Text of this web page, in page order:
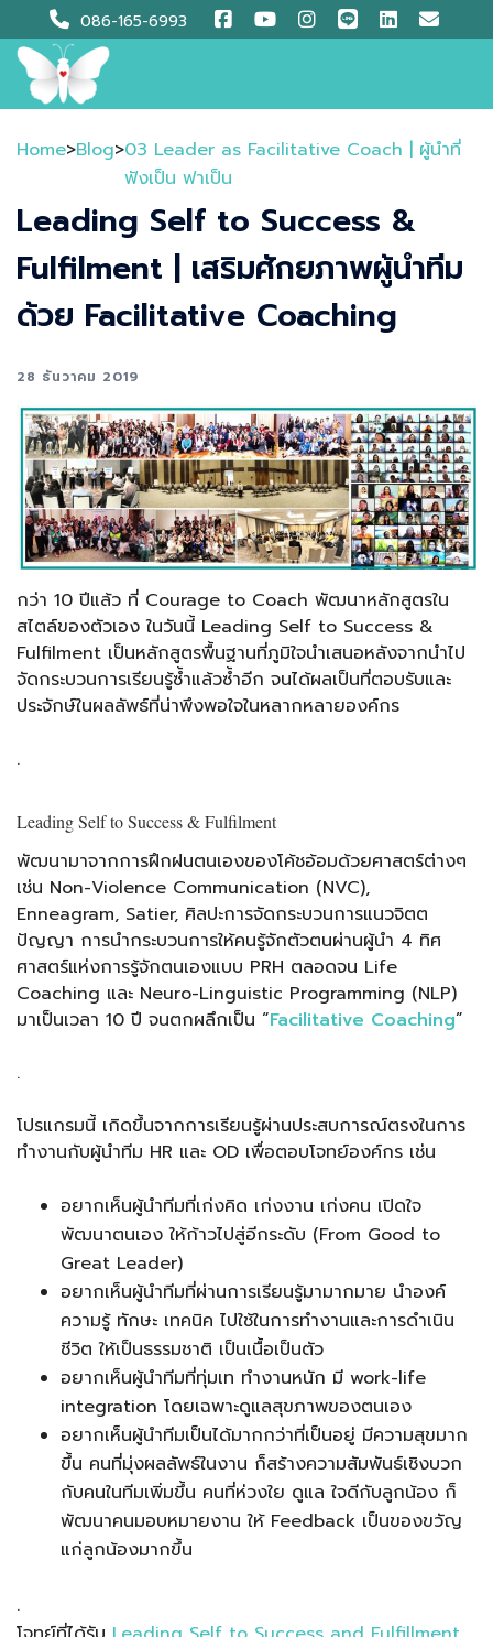
to
content
086-165-6993
Home>Blog>03 Leader as Facilitative Coach | ผู้นำที่
ฟังเป็น ฟาเป็น​
Leading Self to Success &
Fulfilment | เสริมศักยภาพผู้นำทีม
ด้วย Facilitative Coaching
28 ธันวาคม 2019
กว่า 10 ปีแล้ว ที่ Courage to Coach พัฒนาหลักสูตรใน
สไตล์ของตัวเอง ในวันนี้ Leading Self to Success &
Fulfilment เป็นหลักสูตรพื้นฐานที่ภูมิใจนำเสนอหลังจากนำไป
จัดกระบวนการเรียนรู้ซ้ำแล้วซ้ำอีก จนได้ผลเป็นที่ตอบรับและ
ประจักษ์ในผลลัพธ์ที่น่าพึงพอใจในหลากหลายองค์กร
.
Leading Self to Success & Fulfilment
พัฒนามาจากการฝึกฝนตนเองของโค้ชอ้อมด้วยศาสตร์ต่างๆ
เช่น Non-Violence Communication (NVC),
Enneagram, Satier, ศิลปะการจัดกระบวนการแนวจิตต
ปัญญา การนำกระบวนการให้คนรู้จักตัวตนผ่านผู้นำ 4 ทิศ
ศาสตร์แห่งการรู้จักตนเองแบบ PRH ตลอดจน Life
Coaching และ Neuro-Linguistic Programming (NLP)
มาเป็นเวลา 10 ปี จนตกผลึกเป็น “Facilitative Coaching”
.
โปรแกรมนี้ เกิดขึ้นจากการเรียนรู้ผ่านประสบการณ์ตรงในการ
ทำงานกับผู้นำทีม HR และ OD เพื่อตอบโจทย์องค์กร เช่น
อยากเห็นผู้นำทีมที่เก่งคิด เก่งงาน เก่งคน เปิดใจ
พัฒนาตนเอง ให้ก้าวไปสู่อีกระดับ (From Good to
Great Leader)
อยากเห็นผู้นำทีมที่ผ่านการเรียนรู้มามากมาย นำองค์
ความรู้ ทักษะ เทคนิค ไปใช้ในการทำงานและการดำเนิน
ชีวิต ให้เป็นธรรมชาติ เป็นเนื้อเป็นตัว
อยากเห็นผู้นำทีมที่ทุ่มเท ทำงานหนัก มี work-life
integration โดยเฉพาะดูแลสุขภาพของตนเอง
อยากเห็นผู้นำทีมเป็นได้มากกว่าที่เป็นอยู่ มีความสุขมาก
ขึ้น คนที่มุ่งผลลัพธ์ในงาน ก็สร้างความสัมพันธ์เชิงบวก
กับคนในทีมเพิ่มขึ้น คนที่ห่วงใย ดูแล ใจดีกับลูกน้อง ก็
พัฒนาคนมอบหมายงาน ให้ Feedback เป็นของขวัญ
แก่ลูกน้องมากขึ้น
.